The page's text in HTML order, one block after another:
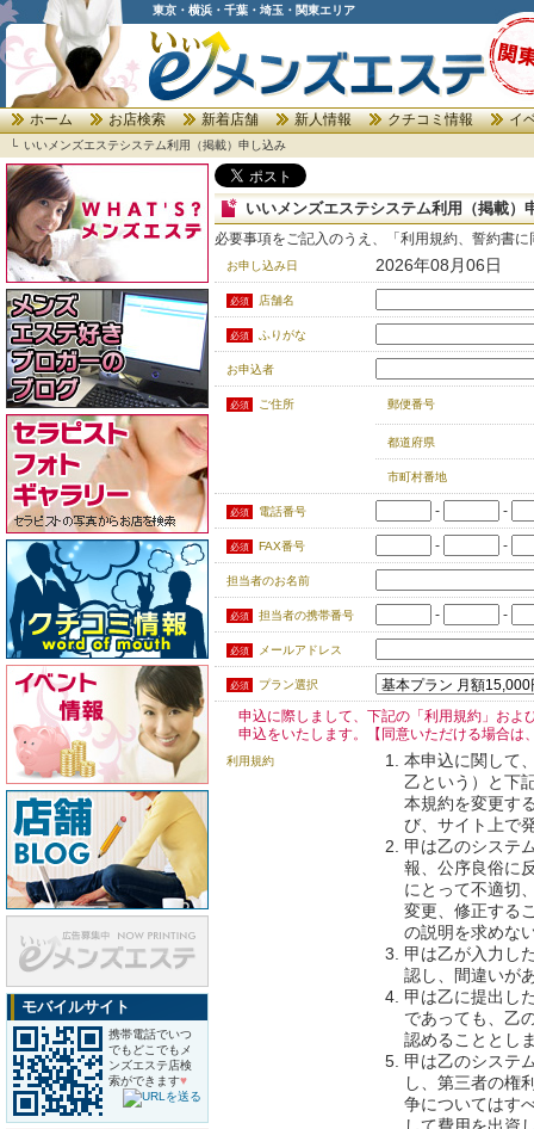
東京・横浜・千葉・埼玉・関東エリア
ホーム お店検索 新着店舗 新人情報 クチコミ情報 イ
└ いいメンズエステシステム利用（掲載）申し込み
いいメンズエステシステム利用（掲載）
必要事項をご記入のうえ、「利用規約、誓約書
お申し込み日 2026年08月06日
必須 店舗名
必須 ふりがな
お申込者
必須 ご住所 郵便番号
都道府県
市町村番地
必須 電話番号 - -
必須 FAX番号 - -
担当者のお名前
必須 担当者の携帯番号 - -
必須 メールアドレス
必須 プラン選択
申込に際しまして、下記の「利用規約」およ
申込をいたします。【同意いただける場合は
利用規約
本申込に関して
乙という）と下
本規約を変更す
び、サイト上で
甲は乙のシステ
報、公序良俗に
にとって不適切
変更、修正する
の説明を求めな
甲は乙が入力し
認し、間違いが
甲は乙に提出し
であっても、乙
認めることとし
甲は乙のシステ
し、第三者の権
争についてはす
モバイルサイト
携帯電話でいつ
でもどこでもメ
ンズエステ店検
索ができます♥